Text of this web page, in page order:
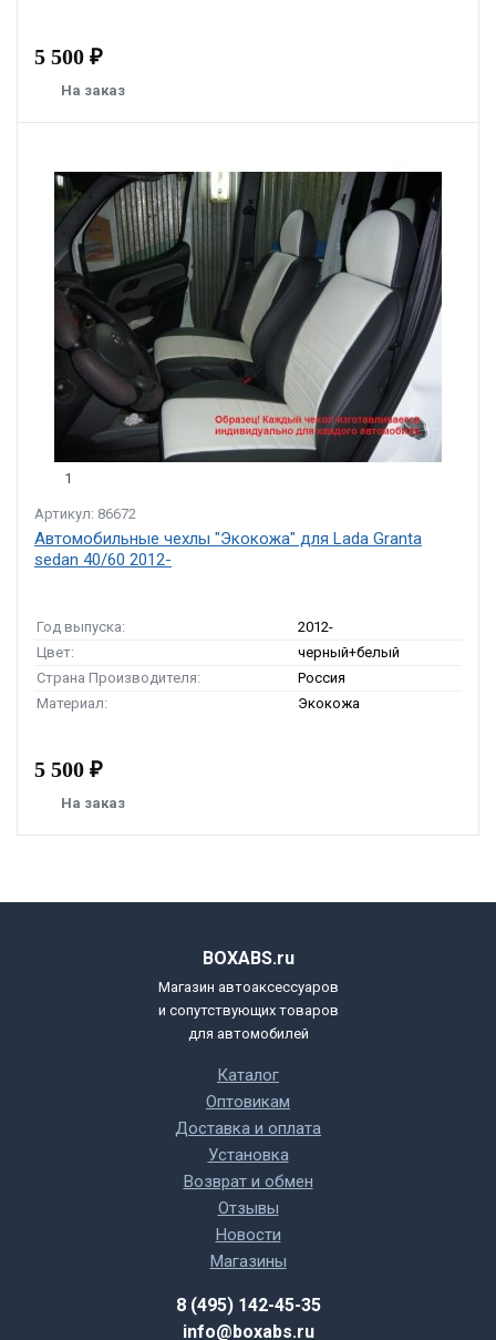
5 500 ₽
На заказ
1
Артикул: 86672
Автомобильные чехлы "Экокожа" для Lada Granta
sedan 40/60 2012-
Год выпуска:
2012-
Цвет:
черный+белый
Страна Производителя:
Россия
Материал:
Экокожа
5 500 ₽
На заказ
BOXABS.ru
Магазин автоаксессуаров
и сопутствующих товаров
для автомобилей
Каталог
Оптовикам
Доставка и оплата
Установка
Возврат и обмен
Отзывы
Новости
Магазины
8 (495) 142-45-35
info@boxabs.ru